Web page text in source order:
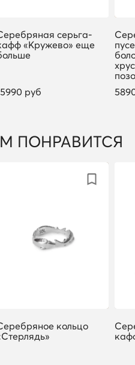
серьга-
«Кружево» еще
руб
ПОНРАВИТСЯ
кольцо